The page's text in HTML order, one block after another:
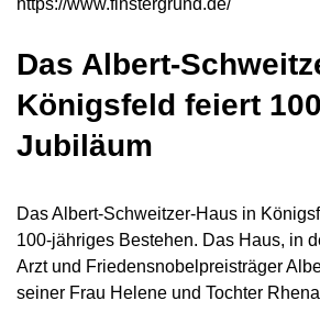
https://www.finstergrund.de/
Das Albert-
Königsfeld feiert
Jubiläum
Das Albert-Schweitzer-Haus in
100-jähriges Bestehen. Das Haus, in
Arzt und Friedensnobelpreisträger
seiner Frau Helene und Tochter